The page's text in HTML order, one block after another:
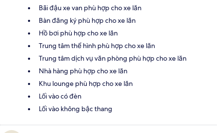
Bãi đậu xe van phù hợp cho xe lăn
Bàn đăng ký phù hợp cho xe lăn
Hồ bơi phù hợp cho xe lăn
Trung tâm thể hình phù hợp cho xe lăn
Trung tâm dịch vụ văn phòng phù hợp cho xe lăn
Nhà hàng phù hợp cho xe lăn
Khu lounge phù hợp cho xe lăn
Lối vào có đèn
Lối vào không bậc thang